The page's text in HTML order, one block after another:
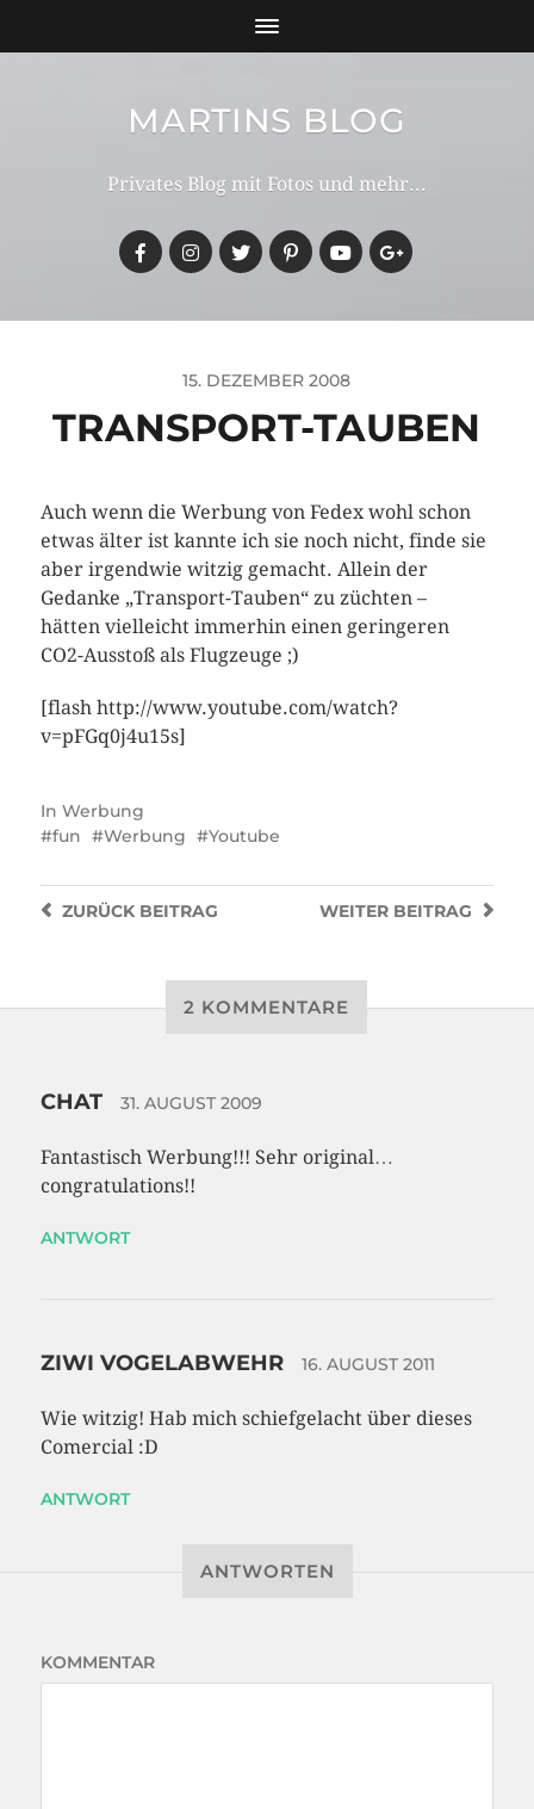
MARTINS BLOG
Privates Blog mit Fotos und mehr...
15. DEZEMBER 2008
TRANSPORT-TAUBEN
Auch wenn die Werbung von Fedex wohl schon
etwas älter ist kannte ich sie noch nicht, finde sie
aber irgendwie witzig gemacht. Allein der
Gedanke „Transport-Tauben“ zu züchten –
hätten vielleicht immerhin einen geringeren
CO2-Ausstoß als Flugzeuge ;)
[flash http://www.youtube.com/watch?
v=pFGq0j4u15s]
In Werbung
fun
Werbung Youtube
WEITER BEITRAG
ZURÜCKBEITRAG
2 KOMMENTARE
CHAT 31. AUGUST 2009
Fantastisch Werbung!!! Sehr original…
congratulations!!
ANTWORT
ZIWI VOGELABWEHR 16. AUGUST 2011
Wie witzig! Hab mich schiefgelacht über dieses
Comercial :D
ANTWORT
ANTWORTEN
KOMMENTAR